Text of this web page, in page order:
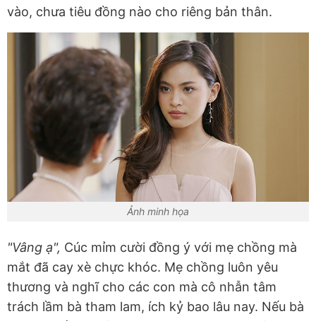
vào, chưa tiêu đồng nào cho riêng bản thân.
Ảnh minh họa
"Vâng ạ", Cúc mỉm cười đồng ý với mẹ chồng mà
mắt đã cay xè chực khóc. Mẹ chồng luôn yêu
thương và nghĩ cho các con mà cô nhẫn tâm
trách lầm bà tham lam, ích kỷ bao lâu nay. Nếu bà